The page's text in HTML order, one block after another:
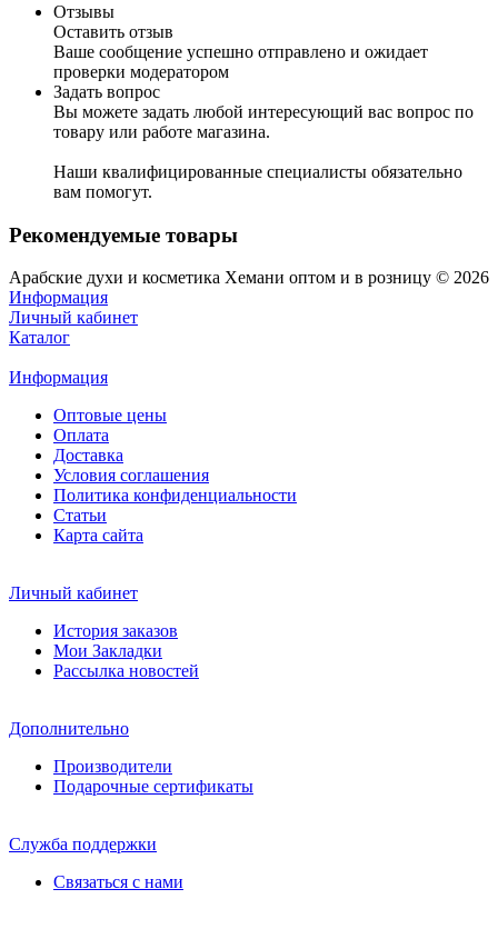
Отзывы
Оставить отзыв
Ваше сообщение успешно отправлено и ожидает
проверки модератором
Задать вопрос
Вы можете задать любой интересующий вас вопрос по
товару или работе магазина.
Наши квалифицированные специалисты обязательно
вам помогут.
Рекомендуемые товары
Арабские духи и косметика Хемани оптом и в розницу © 2026
Информация
Личный кабинет
Каталог
Информация
Оптовые цены
Оплата
Доставка
Условия соглашения
Политика конфиденциальности
Статьи
Карта сайта
Личный кабинет
История заказов
Мои Закладки
Рассылка новостей
Дополнительно
Производители
Подарочные сертификаты
Служба поддержки
Связаться с нами